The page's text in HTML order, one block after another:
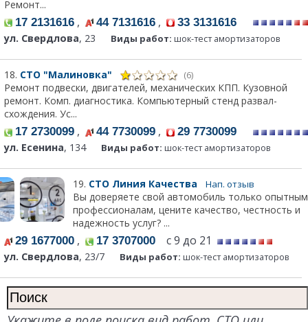
Ремонт...
17 2131616 , 44 7131616 ,
33 3131616
ул. Свердлова, 23 Виды работ: шок-тест амортизаторов
18. СТО "Малиновка" (6)
Ремонт подвески, двигателей, механических КПП. Кузовной
ремонт. Комп. диагностика. Компьютерный стенд развал-
схождения. Ус...
17 2730099 , 44 7730099 ,
29 7730099
ул. Есенина, 134 Виды работ: шок-тест амортизаторов
19. СТО Линия Качества Нап. отзыв
Вы доверяете свой автомобиль только опытным
профессионалам, цените качество, честность и
надежность услуг? ...
29 1677000 , 17 3707000 с 9 до 21
ул. Свердлова, 23/7 Виды работ: шок-тест амортизаторов